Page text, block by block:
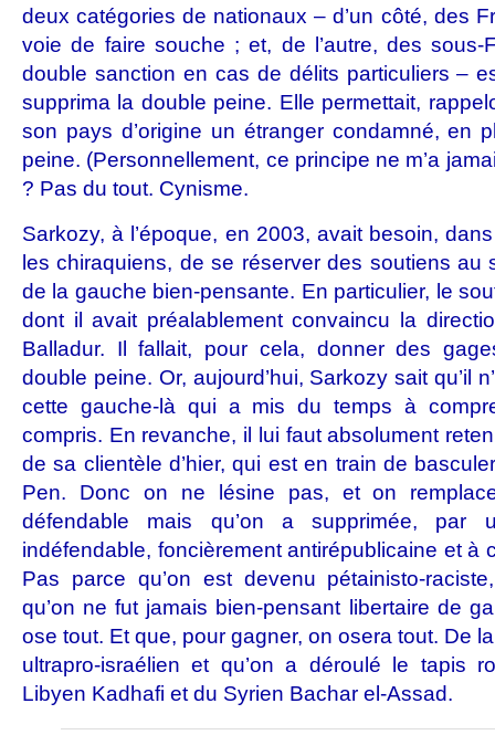
deux catégories de nationaux – d’un côté, des
voie de faire souche ; et, de l’autre, des sous-
double sanction en cas de délits particuliers –
supprima la double peine. Elle permettait,
son pays d’origine un étranger condamné, en
peine. (Personnellement, ce principe ne m’a
? Pas du tout. Cynisme.
Sarkozy, à l’époque, en 2003, avait besoin,
les chiraquiens, de se réserver des soutiens au
de la gauche bien-pensante. En particulier, le
dont il avait préalablement convaincu la
Balladur. Il fallait, pour cela, donner des
double peine. Or, aujourd’hui, Sarkozy sait qu’il
cette gauche-là qui a mis du temps à
compris. En revanche, il lui faut absolument
de sa clientèle d’hier, qui est en train de
Pen. Donc on ne lésine pas, et on
défendable mais qu’on a supprimée, par
indéfendable, foncièrement antirépublicaine et à
Pas parce qu’on est devenu pétainisto-
qu’on ne fut jamais bien-pensant libertaire de
ose tout. Et que, pour gagner, on osera tout. De
ultrapro-israélien et qu’on a déroulé le tapis
Libyen Kadhafi et du Syrien Bachar el-Assad.